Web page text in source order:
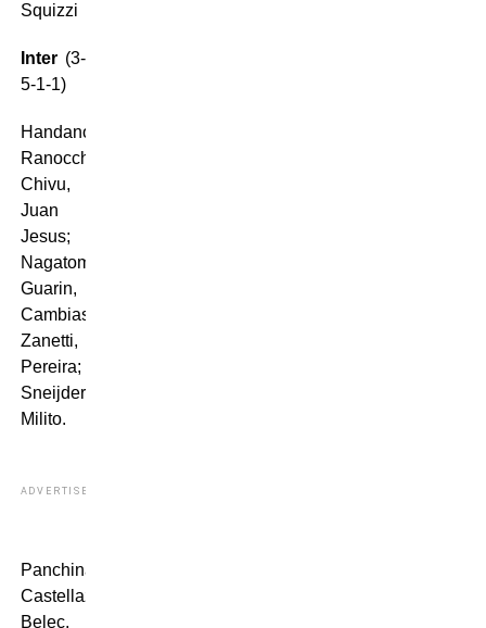
Squizzi
Inter(3-
5-1-1)
Handanovic;
Ranocchia,
Chivu,
Juan
Jesus;
Nagatomo,
Guarin,
Cambiasso,
Zanetti,
Pereira;
Sneijder;
Milito.
ADVERTISEMENT
Panchina:
Castellazzi,
Belec,